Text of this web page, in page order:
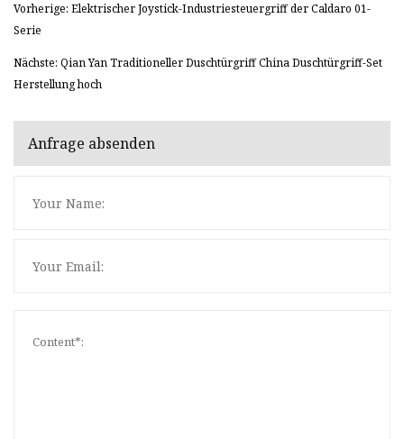
Vorherige: Elektrischer Joystick-Industriesteuergriff der Caldaro 01-
Serie
Nächste: Qian Yan Traditioneller Duschtürgriff China Duschtürgriff-Set
Herstellung hoch
Anfrage absenden